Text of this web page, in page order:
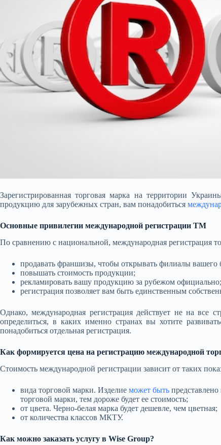
Зарегистрированная торговая марка на территории
продукцию для зарубежных стран, вам понадобиться
Основные привилегии международной регистрации ТМ
По сравнению с национальной, международная регистрация
продавать франшизы, чтобы открывать филиалы вашего
повышать стоимость продукции;
рекламировать вашу продукцию за рубежом официально;
регистрация позволяет вам быть единственным
Однако, международная регистрация действует не на все
определиться, в каких именно странах вы хотите
понадобиться отдельная регистрация.
Как формируется цена на регистрацию международной
Стоимость международной регистрации зависит от таких
вида торговой марки. Изделие может быть
торговой марки, тем дороже будет ее стоимость;
от цвета. Черно-белая марка будет дешевле, чем цветная;
от количества классов МКТУ.
Как можно заказать услугу в Wise Group?